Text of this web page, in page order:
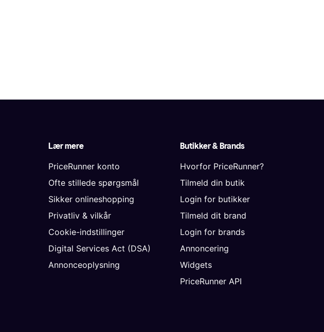
Lær mere
PriceRunner konto
Ofte stillede spørgsmål
Sikker onlineshopping
Privatliv & vilkår
Cookie-indstillinger
Digital Services Act (DSA)
Annonceoplysning
Butikker & Brands
Hvorfor PriceRunner?
Tilmeld din butik
Login for butikker
Tilmeld dit brand
Login for brands
Annoncering
Widgets
PriceRunner API